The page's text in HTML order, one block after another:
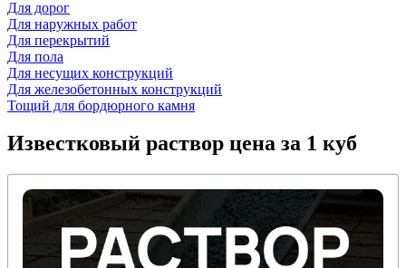
Для дорог
Для наружных работ
Для перекрытий
Для пола
Для несущих конструкций
Для железобетонных конструкций
Тощий для бордюрного камня
Известковый раствор цена за 1 куб